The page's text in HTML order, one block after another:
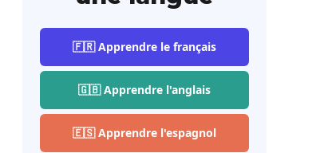
🇫🇷 Apprendre le français
🇬🇧 Apprendre l'anglais
🇪🇸 Apprendre l'espagnol